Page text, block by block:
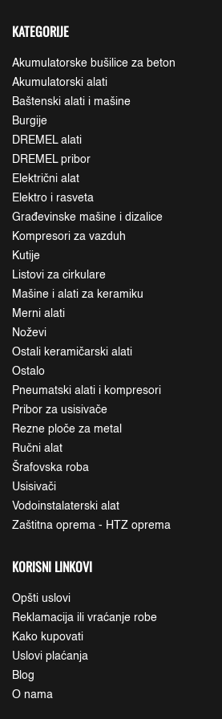
KATEGORIJE
Akumulatorske bušilice za beton
Akumulatorski alati
Baštenski alati i mašine
Burgije
DREMEL alati
DREMEL pribor
Električni alat
Elektro i rasveta
Građevinske mašine i dizalice
Kompresori za vazduh
Kutije
Listovi za cirkulare
Mašine i alati za keramiku
Merni alati
Noževi
Ostali keramičarski alati
Ostalo
Pneumatski alati i kompresori
Pribor za usisivače
Rezne ploče za metal
Ručni alat
Šrafovska roba
Usisivači
Vodoinstalaterski alat
Zaštitna oprema - HTZ oprema
KORISNI LINKOVI
Opšti uslovi
Reklamacija ili vraćanje robe
Kako kupovati
Uslovi plaćanja
Blog
O nama